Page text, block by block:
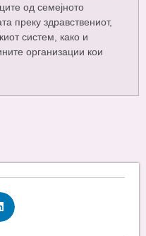
од семејното
преку здравствениот,
систем, како и
организации кои